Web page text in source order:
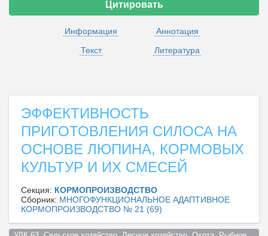
Цитировать
Информация
Аннотация
Текст
Литература
ЭФФЕКТИВНОСТЬ
ПРИГОТОВЛЕНИЯ СИЛОСА НА
ОСНОВЕ ЛЮПИНА, КОРМОВЫХ
КУЛЬТУР И ИХ СМЕСЕЙ
Секция: КОРМОПРОИЗВОДСТВО
Сборник: МНОГОФУНКЦИОНАЛЬНОЕ АДАПТИВНОЕ
КОРМОПРОИЗВОДСТВО № 21 (69)